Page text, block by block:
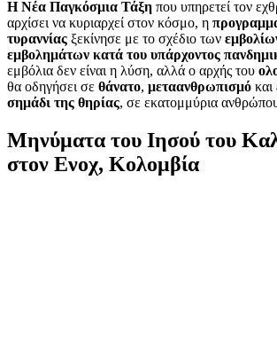
Η Νέα Παγκόσμια Τάξη που υπηρετεί τον
αρχίσει να κυριαρχεί στον κόσμο, η
τυραννίας ξεκίνησε με το σχέδιο των
εμβολημάτων κατά του υπάρχοντος
εμβόλια δεν είναι η λύση, αλλά ο αρχής του
θα οδηγήσει σε θάνατο, μεταανθρωπισμό και
σημάδι της θηρίας, σε εκατομμύρια
Μηνύματα του Ιησού του
στον Ενοχ, Κολομβία